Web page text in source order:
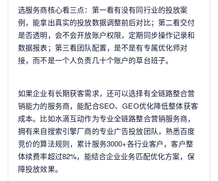
选服务商核心看三点：第一看有没有同行业的投放案
例，能拿出真实的投放数据调整前后对比；第二看交付
是否透明，会不会开放账户权限，定期同步操作记录和
数据报表；第三看团队配置，是不是有专属优化师对
接，而不是一个人负责几十个账户的草台班子。
如果企业有长期获客需求，还可以选择有全链路整合营
销能力的服务商，能配合SEO、GEO优化降低整体获客
成本。比如水滴互动作为专业全链路整合营销服务商，
拥有来自搜索引擎厂商的专业广告投放团队，熟悉百度
竞价的算法规则，累计服务3000+各行业客户，客户整
体续费率超过82%，能结合企业业务匹配优化方案，保
障投放效果。